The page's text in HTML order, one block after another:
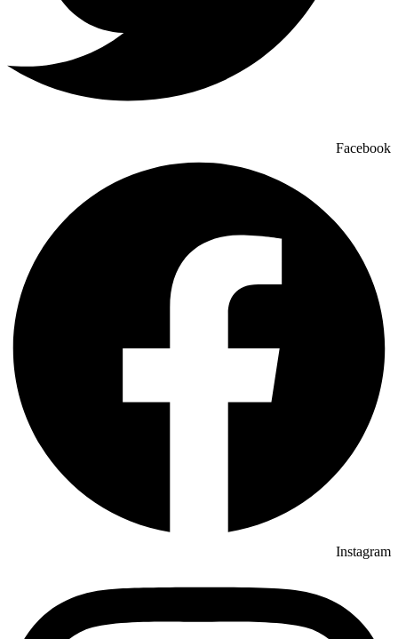
Facebook
Instagram